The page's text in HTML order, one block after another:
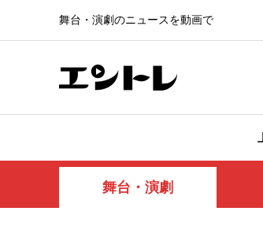
舞台・演劇のニュースを動画で
舞台・演劇